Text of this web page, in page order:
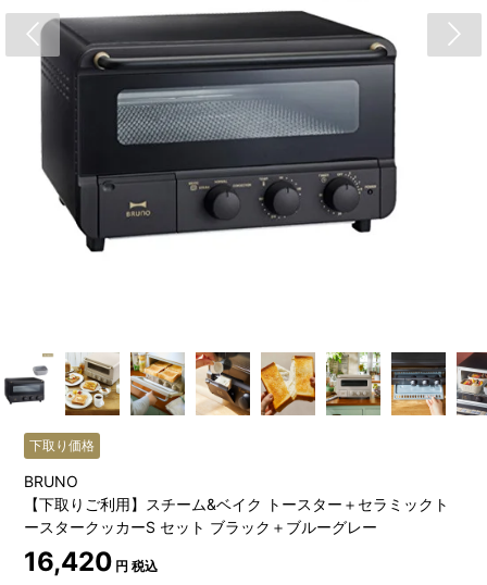
下取り価格
BRUNO
【下取りご利用】スチーム&ベイク トースター＋セラミックト
ースタークッカーS セット ブラック＋ブルーグレー
16,420 円 税込